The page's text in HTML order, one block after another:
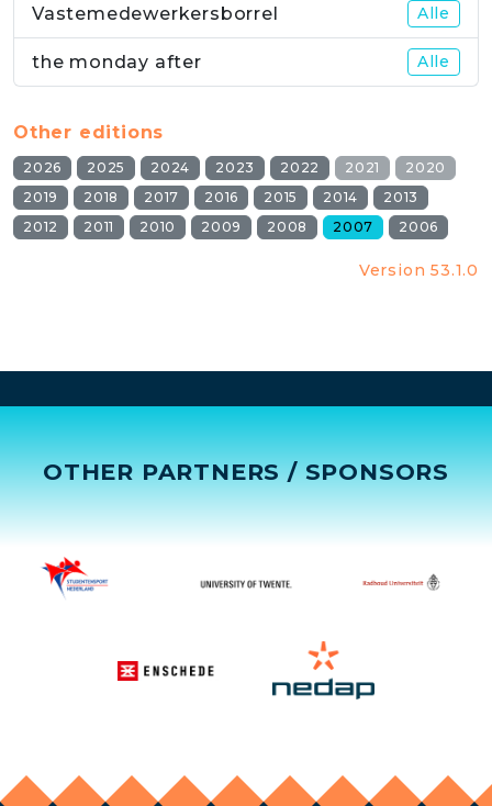
Vastemedewerkersborrel Alle
the monday after Alle
Other editions
2026 2025 2024 2023 2022 2021
2020
2019
2018 2017 2016 2015 2014
2013
2012
2011 2010 2009 2008 2007 2006
Version 53.1.0
OTHER PARTNERS / SPONSORS